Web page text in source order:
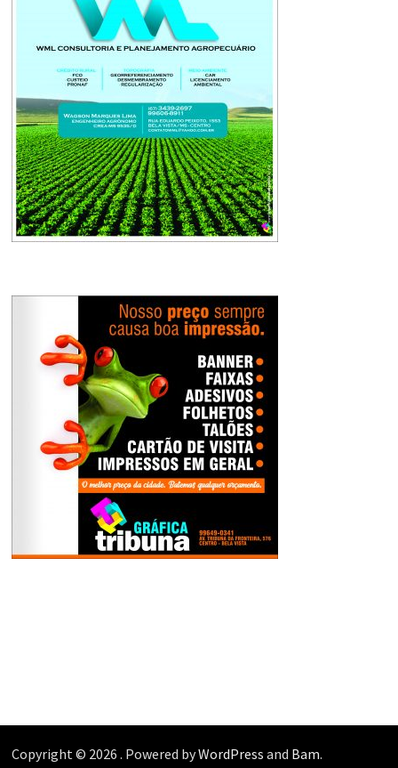
Copyright © 2026 . Powered byWordPress and Bam.